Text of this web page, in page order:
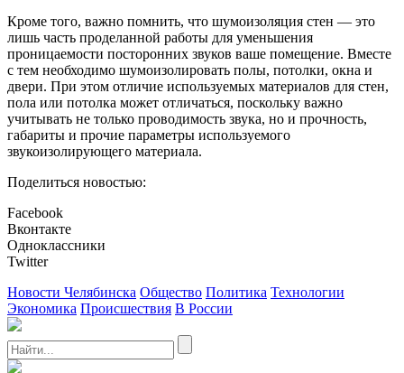
Кроме того, важно помнить, что шумоизоляция стен — это
лишь часть проделанной работы для уменьшения
проницаемости посторонних звуков ваше помещение. Вместе
с тем необходимо шумоизолировать полы, потолки, окна и
двери. При этом отличие используемых материалов для стен,
пола или потолка может отличаться, поскольку важно
учитывать не только проводимость звука, но и прочность,
габариты и прочие параметры используемого
звукоизолирующего материала.
Поделиться новостью:
Facebook
Вконтакте
Одноклассники
Twitter
Новости Челябинска Общество Политика Технологии
Экономика Происшествия В России